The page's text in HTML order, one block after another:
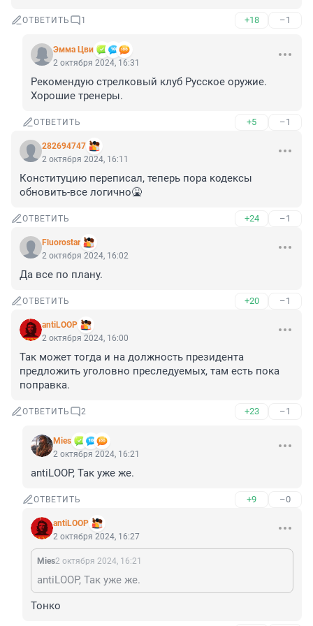
ОТВЕТИТЬ 1 +18 –1
Эмма Цви
2 октября 2024, 16:31
Рекомендую стрелковый клуб Русское оружие.
Хорошие тренеры.
ОТВЕТИТЬ +5 –1
282694747
2 октября 2024, 16:11
Конституцию переписал, теперь пора кодексы
обновить-все логично🤮
ОТВЕТИТЬ +24 –1
Fluorostar
2 октября 2024, 16:02
Да все по плану.
ОТВЕТИТЬ +20 –1
antiLOOP
2 октября 2024, 16:00
Так может тогда и на должность президента
предложить уголовно преследуемых, там есть пока
поправка.
ОТВЕТИТЬ 2 +23 –1
Mies
2 октября 2024, 16:21
antiLOOP, Так уже же.
ОТВЕТИТЬ +9 –0
antiLOOP
2 октября 2024, 16:27
Mies2 октября 2024, 16:21
antiLOOP, Так уже же.
Тонко